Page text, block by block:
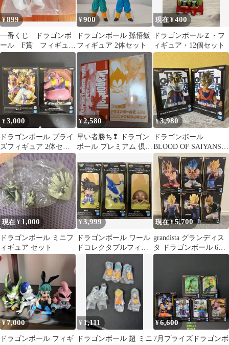
¥899
一番くじ ドラゴンボ
ール F賞 フィギュア
マグネット 2個
¥900
ドラゴンボール 孫悟飯
フィギュア 2体セット
現在 ¥400
ドラゴンボールＺ・フ
ィギュア・12個セット
¥3,000
ドラゴンボール プライ
ズフィギュア 2体セッ
ト スーパーゴジータ
魔人ブウ
¥2,580
早い者勝ち❢ ドラゴン
ボール プレミアム 倶楽
箱セット
¥3,980
ドラゴンボール
BLOOD OF SAIYANS
フィギュア 2種セッ
ト 未開封
現在 ¥1,000
ドラゴンボール ミニフ
ィギュア セット
¥3,999
ドラゴンボール ワール
ドコレクタブルフィギ
現在 ¥5,700
grandista グランディス
タ ドラゴンボール 6体
セット
¥ 7,000
ドラゴンボール フィギ
¥ 1,111
ドラゴンボール 超 ミニ
¥6,600
7月プライズドラゴンボ